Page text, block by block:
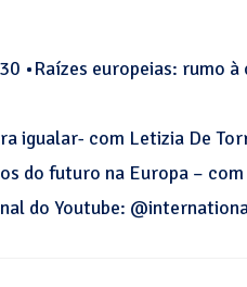
•Raízes europeias: rumo
igualar- com Letizia De
do futuro na Europa –
do Youtube: